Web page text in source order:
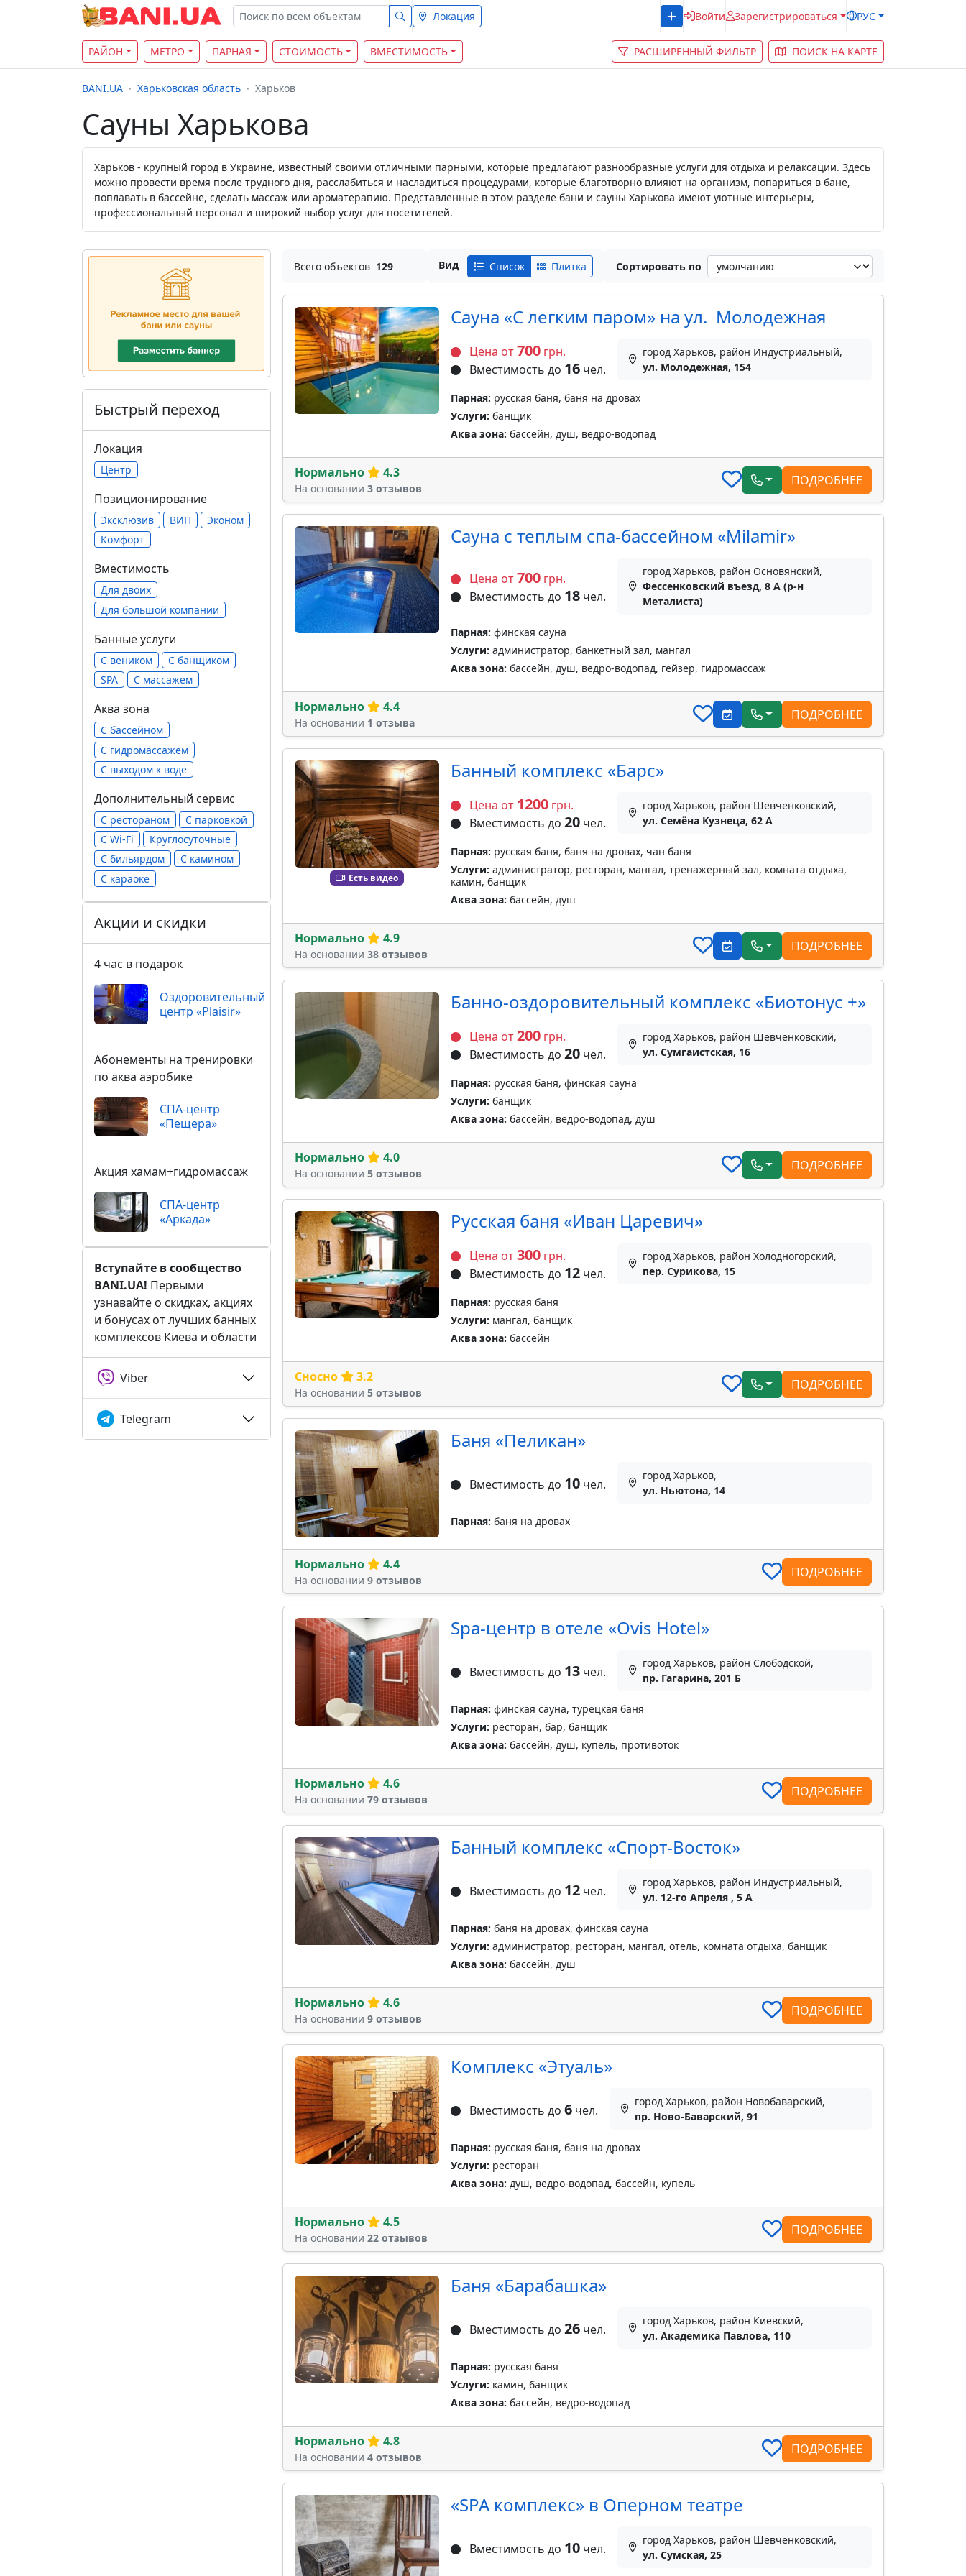
Локация Войти Зарегистрироваться РУС
РАЙОН МЕТРО ПАРНАЯ СТОИМОСТЬ ВМЕСТИМОСТЬ РАСШИРЕННЫЙ ФИЛЬТР ПОИСК НА КАРТЕ
BANI.UA Харьковская область Харьков
Сауны Харькова
Харьков - крупный город в Украине, известный своими отличными парными, которые предлагают разнообразные услуги для отдыха и релаксации. Здесь
можно провести время после трудного дня, расслабиться и насладиться процедурами, которые благотворно влияют на организм, попариться в бане,
поплавать в бассейне, сделать массаж или ароматерапию. Представленные в этом разделе бани и сауны Харькова имеют уютные интерьеры,
профессиональный персонал и широкий выбор услуг для посетителей.
Всего объектов 129 Вид Список Плитка Сортировать по
Сауна «С легким паром» на ул. Молодежная
Цена от700грн.
Вместимость до 16чел.
город Харьков, район Индустриальный,
ул. Молодежная, 154
Парная: русская баня, баня на дровах
Услуги: банщик
Аква зона: бассейн, душ, ведро-водопад
Нормально 4.3
На основании 3 отзывов
ПОДРОБНЕЕ
Сауна с теплым спа-бассейном «Milamir»
Цена от700грн.
Вместимость до 18чел.
город Харьков, район Основянский,
Фессенковский въезд, 8 А (р-н
Металиста)
Парная: финская сауна
Услуги: администратор, банкетный зал, мангал
Аква зона: бассейн, душ, ведро-водопад, гейзер, гидромассаж
Нормально 4.4
На основании 1 отзыва
ПОДРОБНЕЕ
Есть видео
Банный комплекс «Барс»
Цена от 1200грн.
Вместимость до 20чел.
город Харьков, район Шевченковский,
ул. Семёна Кузнеца, 62 А
Парная: русская баня, баня на дровах, чан баня
Услуги: администратор, ресторан, мангал, тренажерный зал, комната отдыха,
камин, банщик
Аква зона: бассейн, душ
Нормально 4.9
На основании 38 отзывов
ПОДРОБНЕЕ
Банно-оздоровительный комплекс «Биотонус +»
Цена от200грн.
Вместимость до 20чел.
город Харьков, район Шевченковский,
ул. Сумгаистская, 16
Парная: русская баня, финская сауна
Услуги: банщик
Аква зона: бассейн, ведро-водопад, душ
Нормально 4.0
На основании 5 отзывов
ПОДРОБНЕЕ
Русская баня «Иван Царевич»
Цена от300грн.
Вместимость до 12чел.
город Харьков, район Холодногорский,
пер. Сурикова, 15
Парная: русская баня
Услуги: мангал, банщик
Аква зона: бассейн
Сносно 3.2
На основании 5 отзывов
ПОДРОБНЕЕ
Баня «Пеликан»
Вместимость до 10чел.
город Харьков,
ул. Ньютона, 14
Парная: баня на дровах
Нормально 4.4
На основании 9 отзывов
ПОДРОБНЕЕ
Spa-центр в отеле «Ovis Hotel»
Вместимость до 13чел.
город Харьков, район Слободской,
пр. Гагарина, 201 Б
Парная: финская сауна, турецкая баня
Услуги: ресторан, бар, банщик
Аква зона: бассейн, душ, купель, противоток
Нормально 4.6
На основании 79 отзывов
ПОДРОБНЕЕ
Банный комплекс «Спорт-Восток»
Вместимость до 12чел.
город Харьков, район Индустриальный,
ул. 12-го Апреля , 5 А
Парная: баня на дровах, финская сауна
Услуги: администратор, ресторан, мангал, отель, комната отдыха, банщик
Аква зона: бассейн, душ
Нормально 4.6
На основании 9 отзывов
ПОДРОБНЕЕ
Комплекс «Этуаль»
Вместимость до 6чел.
город Харьков, район Новобаварский,
пр. Ново-Баварский, 91
Парная: русская баня, баня на дровах
Услуги: ресторан
Аква зона: душ, ведро-водопад, бассейн, купель
Нормально 4.5
На основании 22 отзывов
ПОДРОБНЕЕ
Баня «Барабашка»
Вместимость до 26чел.
город Харьков, район Киевский,
ул. Академика Павлова, 110
Парная: русская баня
Услуги: камин, банщик
Аква зона: бассейн, ведро-водопад
Нормально 4.8
На основании 4 отзывов
ПОДРОБНЕЕ
«SPA комплекс» в Оперном театре
Вместимость до 10чел.
город Харьков, район Шевченковский,
ул. Сумская, 25
Быстрый переход
Локация
Центр
Позиционирование
Эксклюзив ВИП
Эконом
Комфорт
Вместимость
Для двоих
Для большой компании
Банные услуги
С веником
С банщиком
SPA
С массажем
Аква зона
С бассейном
С гидромассажем
С выходом к воде
Дополнительный сервис
С рестораном
С парковкой
С Wi-Fi
Круглосуточные
С бильярдом
С камином
С караоке
Акции и скидки
4 час в подарок
Оздоровительный
центр «Plaisir»
Абонементы на тренировки
по аква аэробике
СПА-центр
«Пещера»
Акция хамам+гидромассаж
СПА-центр
«Аркада»
Вступайте в сообщество
BANI.UA! Первыми
узнавайте о скидках, акциях
и бонусах от лучших банных
комплексов Киева и области
Viber
Telegram